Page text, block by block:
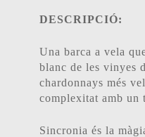
DESCRIPCIÓ:
Una barca a vela
blanc de les vinyes
chardonnays més
complexitat amb un
Sincronia és la